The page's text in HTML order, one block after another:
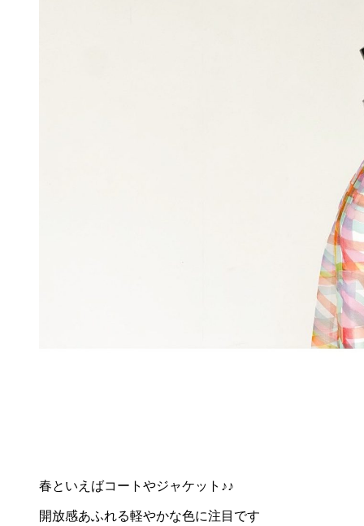
春といえばコートやジャケット♪♪
開放感あふれる軽やかな色に注目です